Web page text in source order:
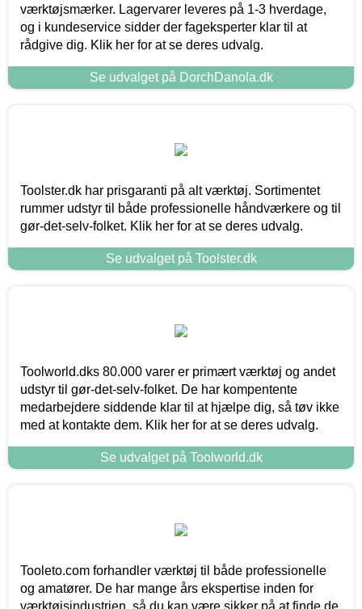
værktøjsmærker. Lagervarer leveres på 1-3 hverdage,
og i kundeservice sidder der fageksperter klar til at
rådgive dig. Klik her for at se deres udvalg.
Se udvalget på DorchDanola.dk
Toolster.dk har prisgaranti på alt værktøj. Sortimentet
rummer udstyr til både professionelle håndværkere og til
gør-det-selv-folket. Klik her for at se deres udvalg.
Se udvalget på Toolster.dk
Toolworld.dks 80.000 varer er primært værktøj og andet
udstyr til gør-det-selv-folket. De har kompentente
medarbejdere siddende klar til at hjælpe dig, så tøv ikke
med at kontakte dem. Klik her for at se deres udvalg.
Se udvalget på Toolworld.dk
Tooleto.com forhandler værktøj til både professionelle
og amatører. De har mange års ekspertise inden for